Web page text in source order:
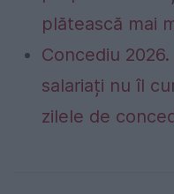
plătească mai
Concediu
salariați nu îl
zilele de